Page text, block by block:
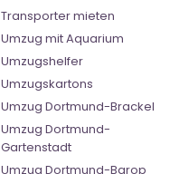
Transporter mieten
Umzug mit Aquarium
Umzugshelfer
Umzugskartons
Umzug Dortmund-Brackel
Umzug Dortmund-
Gartenstadt
Umzug Dortmund-Barop